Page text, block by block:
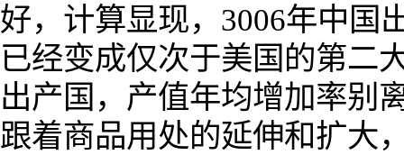
好，计算显现，3006年中国
已经变成仅次于美国的第二
出产国，产值年均增加率
跟着商品用处的延伸和扩大